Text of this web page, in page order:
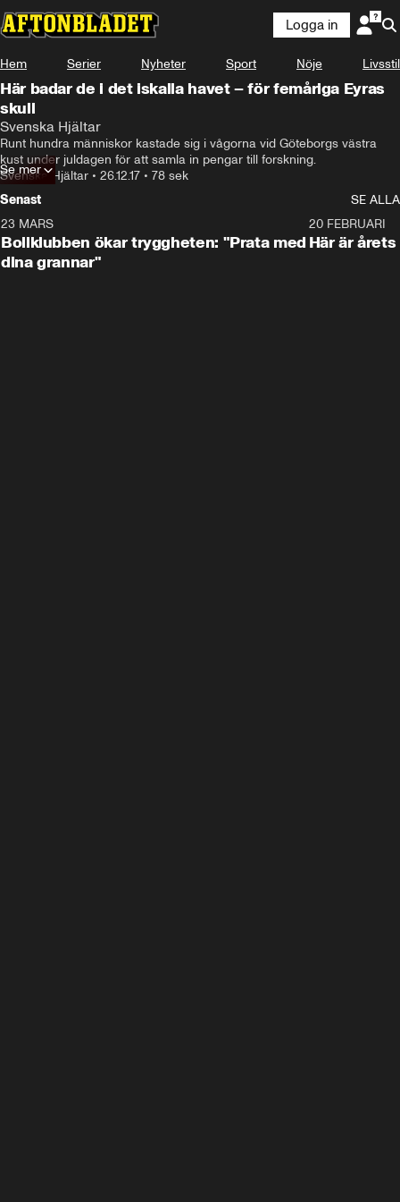
Logga in
Hem Serier Nyheter Sport Nöje Livsstil
Här badar de i det iskalla havet – för femåriga Eyras
skull
Svenska Hjältar
Runt hundra människor kastade sig i vågorna vid Göteborgs västra
kust under juldagen för att samla in pengar till forskning.
Svenska Hjältar • 26.12.17 • 78 sek
Se mer
Senast
SE ALLA
23 MARS
Bollklubben ökar tryggheten: "Prata med
dina grannar"
20 FEBRUARI
Här är